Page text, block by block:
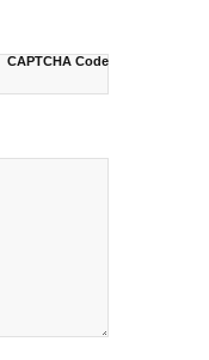
CAPTCHA Code